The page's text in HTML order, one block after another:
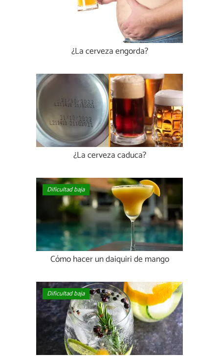
¿La cerveza engorda?
¿La cerveza caduca?
Dificultad baja
Cómo hacer un daiquiri de mango
Dificultad baja